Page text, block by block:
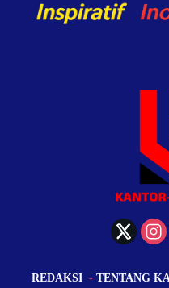
REDAKSI TENTANG